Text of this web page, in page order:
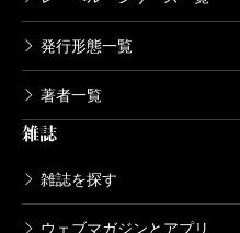
発行形態一覧
著者一覧
雑誌
雑誌を探す
ウェブマガジンとアプリ